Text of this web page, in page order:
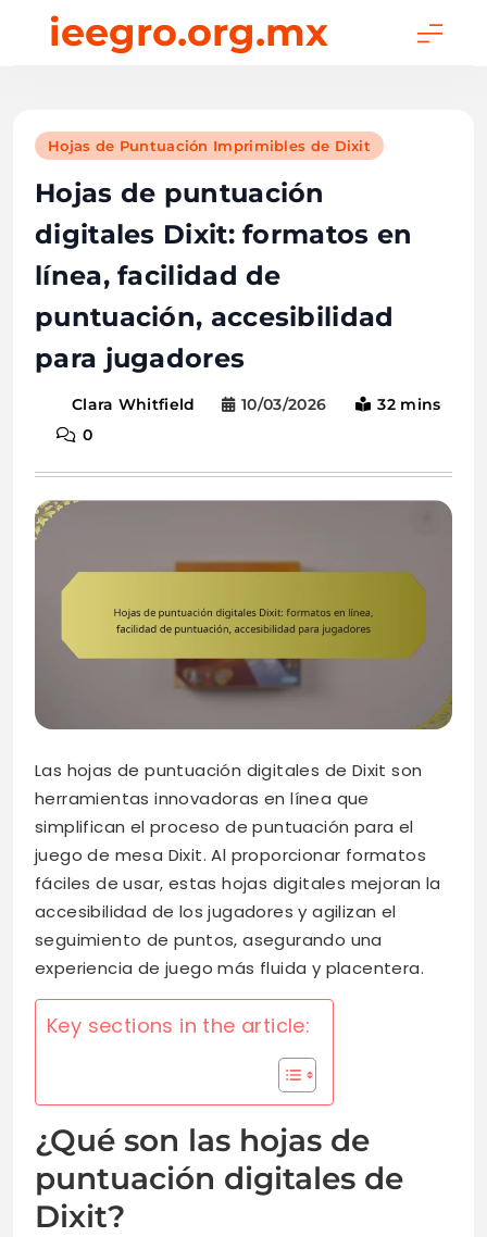
ieegro.org.mx
Hojas de Puntuación Imprimibles de Dixit
Hojas de puntuación
digitales Dixit: formatos en
línea, facilidad de
puntuación, accesibilidad
para jugadores
Clara Whitfield 10/03/2026
32 mins
0
Las hojas de puntuación digitales de Dixit son
herramientas innovadoras en línea que
simplifican el proceso de puntuación para el
juego de mesa Dixit. Al proporcionar formatos
fáciles de usar, estas hojas digitales mejoran la
accesibilidad de los jugadores y agilizan el
seguimiento de puntos, asegurando una
experiencia de juego más fluida y placentera.
Key sections in the article:
¿Qué son las hojas de
puntuación digitales de
Dixit?